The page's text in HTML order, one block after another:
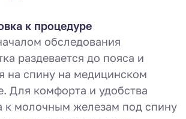
к процедуре
обследования
раздевается до пояса и
на спину на медицинском
Для комфорта и удобства
к молочным железам под спину